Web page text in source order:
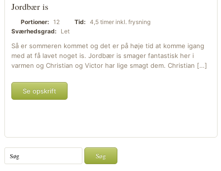
Jordbær is
Portioner: 12 Tid: 4,5 timer inkl. frysning
Sværhedsgrad:
Let
Så er sommeren kommet og det er på høje tid at komme igang
med at få lavet noget is. Jordbær is smager fantastisk her i
varmen og Christian og Victor har lige smagt dem. Christian […]
Se opskrift